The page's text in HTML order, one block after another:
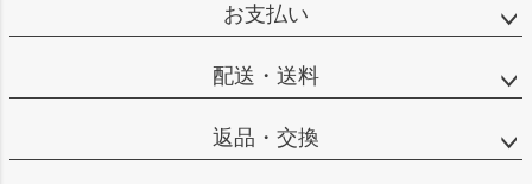
お支払い
配送・送料
返品・交換